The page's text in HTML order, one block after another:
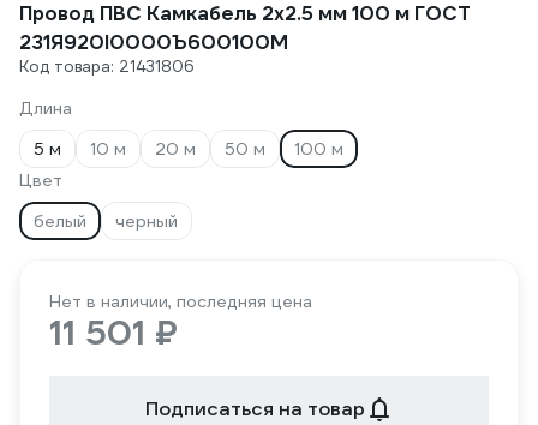
Провод ПВС Камкабель 2x2.5 мм 100 м ГОСТ
231Я920I0000Ъ600100М
Код товара: 21431806
Длина
5 м
10 м 20 м 50 м
100 м
Цвет
белый
черный
Нет в наличии, последняя цена
11 501 ₽
Подписаться на товар